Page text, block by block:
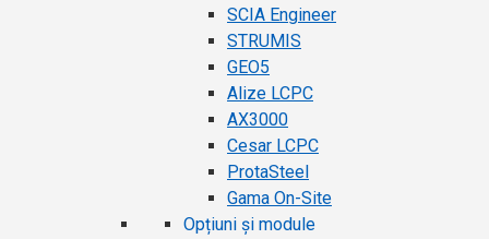
SCIA Engineer
STRUMIS
GEO5
Alize LCPC
AX3000
Cesar LCPC
ProtaSteel
Gama On-Site
Opțiuni și module